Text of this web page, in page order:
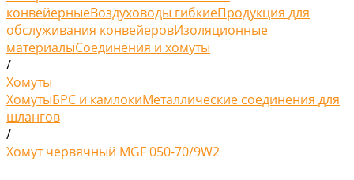
конвейерныеВоздуховоды гибкиеПродукция для
обслуживания конвейеровИзоляционные
материалыСоединения и хомуты
/
Хомуты
ХомутыБРС и камлокиМеталлические соединения для
шлангов
/
Хомут червячный MGF 050-70/9W2